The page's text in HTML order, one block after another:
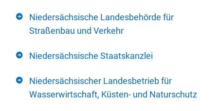
Niedersächsische Landesbehörde für
Straßenbau und Verkehr
Niedersächsische Staatskanzlei
Niedersächsischer Landesbetrieb für
Wasserwirtschaft, Küsten- und Naturschutz